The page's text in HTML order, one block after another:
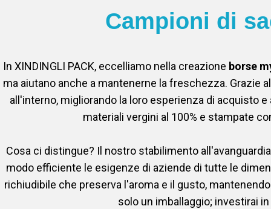
Campioni di
In XINDINGLI PACK, eccelliamo nella creazione borse
ma aiutano anche a mantenerne la freschezza.
all'interno, migliorando la loro esperienza di acquisto
materiali vergini al 100% e stampate
Cosa ci distingue? Il nostro stabilimento
modo efficiente le esigenze di aziende di tutte le
richiudibile che preserva l'aroma e il gusto,
solo un imballaggio; investirai